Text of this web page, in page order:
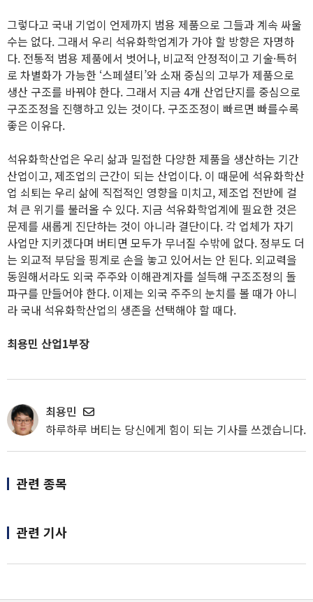
그렇다고 국내 기업이 언제까지 범용 제품으로 그들과 계속 싸울
수는 없다. 그래서 우리 석유화학업계가 가야 할 방향은 자명하
다. 전통적 범용 제품에서 벗어나, 비교적 안정적이고 기술·특허
로 차별화가 가능한 ‘스페셜티’와 소재 중심의 고부가 제품으로
생산 구조를 바꿔야 한다. 그래서 지금 4개 산업단지를 중심으로
구조조정을 진행하고 있는 것이다. 구조조정이 빠르면 빠를수록
좋은 이유다.
석유화학산업은 우리 삶과 밀접한 다양한 제품을 생산하는 기간
산업이고, 제조업의 근간이 되는 산업이다. 이 때문에 석유화학산
업 쇠퇴는 우리 삶에 직접적인 영향을 미치고, 제조업 전반에 걸
쳐 큰 위기를 불러올 수 있다. 지금 석유화학업계에 필요한 것은
문제를 새롭게 진단하는 것이 아니라 결단이다. 각 업체가 자기
사업만 지키겠다며 버티면 모두가 무너질 수밖에 없다. 정부도 더
는 외교적 부담을 핑계로 손을 놓고 있어서는 안 된다. 외교력을
동원해서라도 외국 주주와 이해관계자를 설득해 구조조정의 돌
파구를 만들어야 한다. 이제는 외국 주주의 눈치를 볼 때가 아니
라 국내 석유화학산업의 생존을 선택해야 할 때다.
최용민 산업1부장
최용민
하루하루 버티는 당신에게 힘이 되는 기사를 쓰겠습니다.
관련 종목
관련 기사